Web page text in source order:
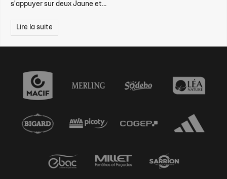
s'appuyer sur deux Jaune et...
Lire la suite